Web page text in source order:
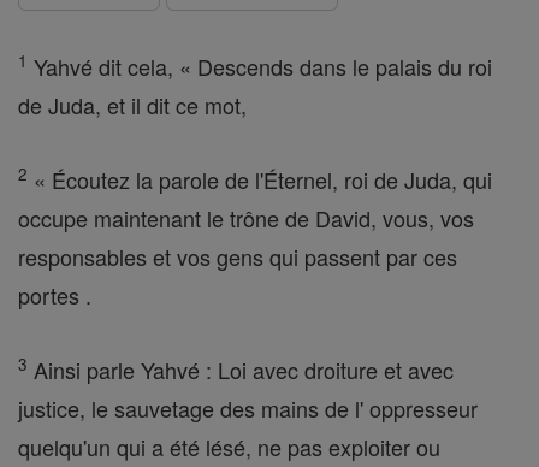
1 Yahvé dit cela, « Descends dans le palais du roi
de Juda, et il dit ce mot,
2 « Écoutez la parole de l'Éternel, roi de Juda, qui
occupe maintenant le trône de David, vous, vos
responsables et vos gens qui passent par ces
portes .
3 Ainsi parle Yahvé : Loi avec droiture et avec
justice, le sauvetage des mains de l' oppresseur
quelqu'un qui a été lésé, ne pas exploiter ou